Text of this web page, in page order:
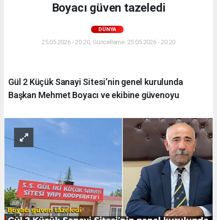
Boyacı güven tazeledi
DÜNYA
25.05.2026 - 20:20, Güncelleme: 25.05.2026 - 20:20
Gül 2 Küçük Sanayi Sitesi’nin genel kurulunda
Başkan Mehmet Boyacı ve ekibine güvenoyu